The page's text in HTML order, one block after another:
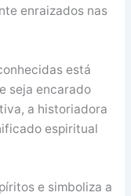
enraizados nas
está
seja encarado
a historiadora
espiritual
e simboliza a